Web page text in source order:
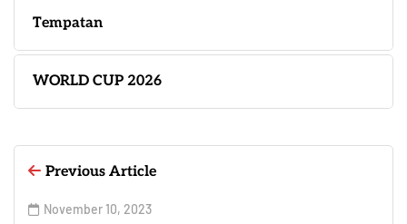
Tempatan
WORLD CUP 2026
Previous Article
November 10, 2023